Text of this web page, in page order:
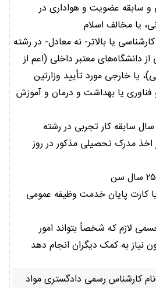
و سابقه عضویت و هواداری در
یا مخالف اسلام
یا بالاتر- نه معادل- در رشته
از دانشگاه‌های معتبر داخلی (اعم از
یا خارجی مورد تأیید وزارتین
فناوری یا بهداشت و درمان و آموزش
داشتن حداقل ۵ سال سابقه کار تجربی در رشته
اخذ مدرک تحصیلی مذکور در روز
کارت پایان خدمت وظیفه عمومی
لازم که شخصاً بتواند امور
نیاز به کمک دیگران انجام دهد
کارشناس رسمی دادگستری مواد